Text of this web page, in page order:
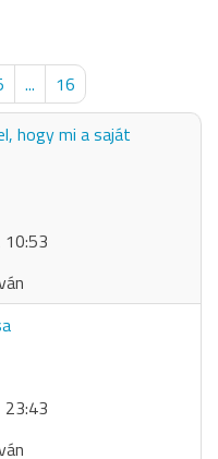
...
16
hogy mi a saját